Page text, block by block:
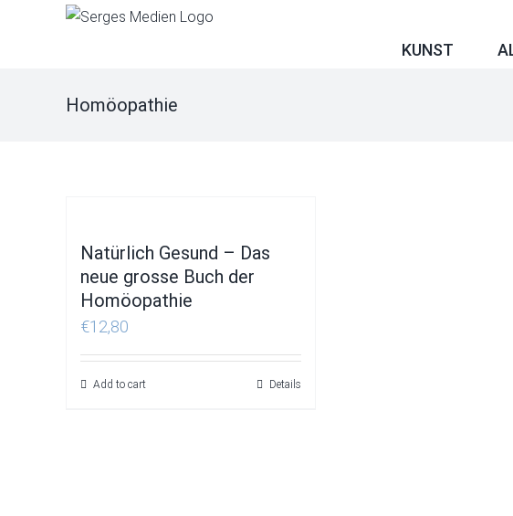
KUNST
Homöopathie
Natürlich Gesund – Das
neue grosse Buch der
Homöopathie
€12,80
Add to cart Details